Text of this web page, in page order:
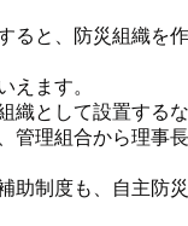
と、防災組織を
えます。
として設置する
理組合から理事
制度も、自主防